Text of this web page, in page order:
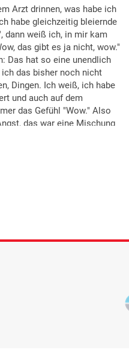
Arzt drinnen, was habe ich
habe gleichzeitig bleiernde
dann weiß ich, in mir kam
das gibt es ja nicht, wow."
Das hat so eine unendlich
das bisher noch nicht
Dingen. Ich weiß, ich habe
und auch auf dem
das Gefühl "Wow." Also
das war eine Mischung
Arzt und musste an diesen
erst einmal mit so etwas